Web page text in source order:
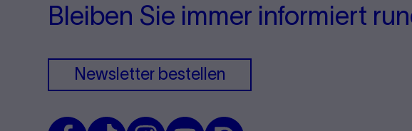
Bleiben Sie immer informiert
Newsletter bestellen
Facebook
TikTokInstagram
Youtube
Issuu